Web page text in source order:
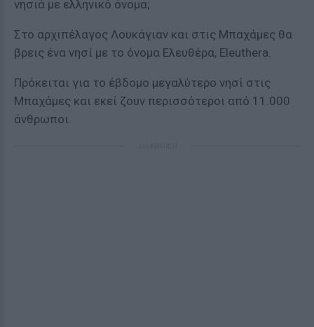
νησιά με ελληνικό όνομα;
Στο αρχιπέλαγος Λουκάγιαν και στις Μπαχάμες θα
βρεις ένα νησί με το όνομα Ελευθέρα, Eleuthera.
Πρόκειται για το έβδομο μεγαλύτερο νησί στις
Μπαχάμες και εκεί ζουν περισσότεροι από 11.000
άνθρωποι.